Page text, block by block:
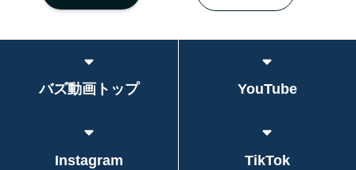
バズ動画トップ YouTube
Instagram TikTok